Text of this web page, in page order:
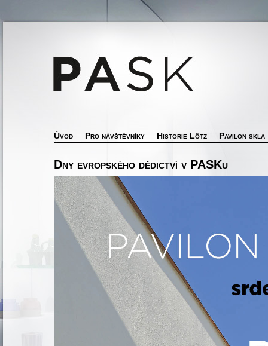
Úvod Pro návštěvníky Historie Lötz Pavilon skla
Dny evropského dědictví v PASKu